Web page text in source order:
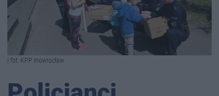
| fot. KPP Inowrocław